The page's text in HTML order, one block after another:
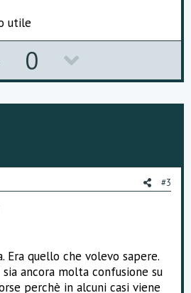
utile
p
v
0
o
w
#3
Era quello che volevo sapere.
ancora molta confusione su
perchè in alcuni casi viene